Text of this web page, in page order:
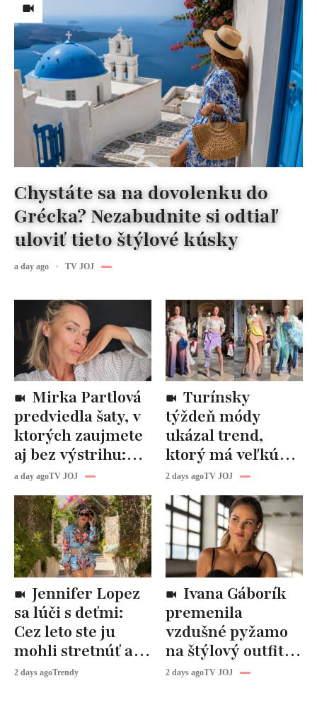
Chystáte sa na dovolenku do
Grécka? Nezabudnite si odtiaľ
uloviť tieto štýlové kúsky
a day ago TV JOJ
predviedla šaty, v
ktorých zaujmete
aj bez výstrihu:
Ich čaro je v tomto
detaile
a day agoTV JOJ
týždeň módy
ukázal trend,
ktorý má veľkú
budúcnosť: Počuli
ste už o tomto
materiáli?
2 days agoTV JOJ
sa lúči s deťmi:
Cez leto ste ju
mohli stretnúť aj
vy!
2 days agoTrendy
premenila
vzdušné pyžamo
na štýlový outfit:
Tento trik vás
2 days agoTV JOJ